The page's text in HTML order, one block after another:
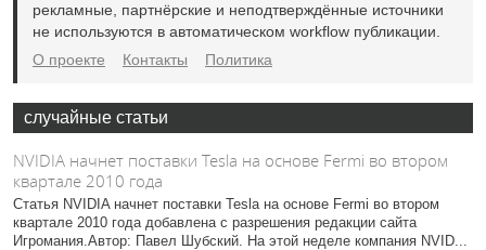
рекламные, партнёрские и неподтверждённые источники
не используются в автоматическом workflow публикации.
О проекте
Контакты Политика
случайные статьи
NVIDIA начнет поставки Tesla на основе Fermi во втором
квартале 2010 года
Статья NVIDIA начнет поставки Tesla на основе Fermi во втором
квартале 2010 года добавлена с разрешения редакции сайта
Игромания.Автор: Павел Шубский. На этой неделе компания NVID...